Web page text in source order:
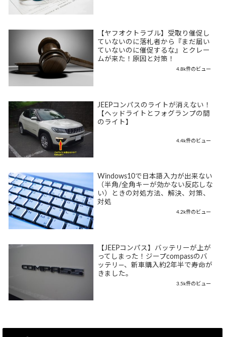
【ヤフオクトラブル】受取り催促し
ていないのに落札者から『まだ届い
ていないのに催促するな』とクレー
ムが来た！原因と対策！
4.8k件のビュー
JEEPコンパスのライトが消えない！
【ヘッドライトとフォグランプの間
のライト】
4.4k件のビュー
Windows10で日本語入力が出来ない
（半角/全角キーが効かない反応しな
い）ときの対処方法、解決、対策、
対処
4.2k件のビュー
【JEEPコンパス】バッテリーが上が
ってしまった！ジープcompassのバ
ッテリ―、新車購入約2年半で寿命が
きました。
3.5k件のビュー